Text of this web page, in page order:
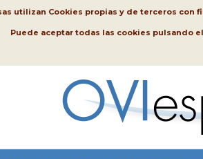
utilizan Cookies propias y de terceros
Puede aceptar todas las cookies pulsando el